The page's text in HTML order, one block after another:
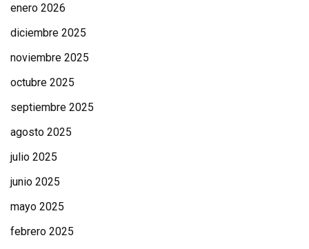
enero 2026
diciembre 2025
noviembre 2025
octubre 2025
septiembre 2025
agosto 2025
julio 2025
junio 2025
mayo 2025
febrero 2025